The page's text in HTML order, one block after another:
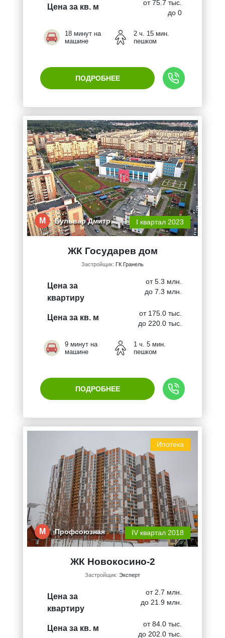
Цена за кв. м
от 75.7 тыс.
до 0
18 минут на
машине
2 ч. 15 мин.
пешком
ПОДРОБНЕЕ
М Бульвар Дмитр… I квартал 2023
ЖК Государев дом
Застройщик: ГК Гранель
Цена за
квартиру
от 5.3 млн.
до 7.3 млн.
Цена за кв. м
от 175.0 тыс.
до 220.0 тыс.
9 минут на
машине
1 ч. 5 мин.
пешком
ПОДРОБНЕЕ
Ипотека
М Профсоюзная IV квартал 2018
ЖК Новокосино-2
Застройщик: Эксперт
Цена за
квартиру
от 2.7 млн.
до 21.9 млн.
Цена за кв. м
от 84.0 тыс.
до 202.0 тыс.